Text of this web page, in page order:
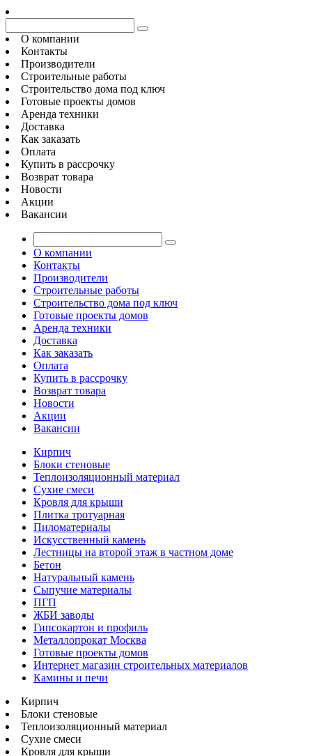
О компании
Контакты
Производители
Строительные работы
Строительство дома под ключ
Готовые проекты домов
Аренда техники
Доставка
Как заказать
Оплата
Купить в рассрочку
Возврат товара
Новости
Акции
Вакансии
О компании
Контакты
Производители
Строительные работы
Строительство дома под ключ
Готовые проекты домов
Аренда техники
Доставка
Как заказать
Оплата
Купить в рассрочку
Возврат товара
Новости
Акции
Вакансии
Кирпич
Блоки стеновые
Теплоизоляционный материал
Сухие смеси
Кровля для крыши
Плитка тротуарная
Пиломатериалы
Искусственный камень
Лестницы на второй этаж в частном доме
Бетон
Натуральный камень
Сыпучие материалы
ПГП
ЖБИ заводы
Гипсокартон и профиль
Металлопрокат Москва
Готовые проекты домов
Интернет магазин строительных материалов
Камины и печи
Кирпич
Блоки стеновые
Теплоизоляционный материал
Сухие смеси
Кровля для крыши